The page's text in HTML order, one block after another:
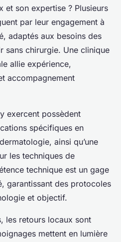
et son expertise ? Plusieurs
par leur engagement à
adaptés aux besoins des
sans chirurgie. Une clinique
allie expérience,
accompagnement
exercent possèdent
spécifiques en
ainsi qu’une
les techniques de
technique est un gage
garantissant des protocoles
et objectif.
les retours locaux sont
mettent en lumière